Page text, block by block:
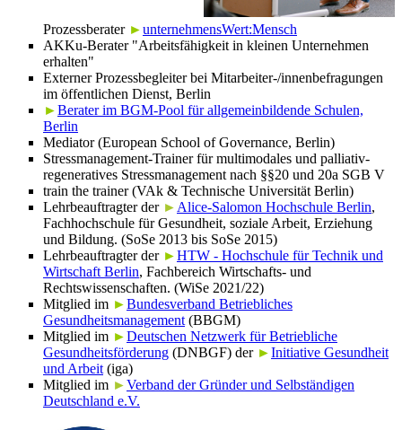
Prozessberater ►unternehmensWert:Mensch
AKKu-Berater "Arbeitsfähigkeit in kleinen Unternehmen
erhalten"
Externer Prozessbegleiter bei Mitarbeiter-/innenbefragungen
im öffentlichen Dienst, Berlin
►Berater im BGM-Pool für allgemeinbildende Schulen,
Berlin
Mediator (European School of Governance, Berlin)
Stressmanagement-Trainer für multimodales und palliativ-
regeneratives Stressmanagement nach §§20 und 20a SGB V
train the trainer (VAk & Technische Universität Berlin)
Lehrbeauftragter der ► Alice-Salomon Hochschule Berlin,
Fachhochschule für Gesundheit, soziale Arbeit, Erziehung
und Bildung. (SoSe 2013 bis SoSe 2015)
Lehrbeauftragter der ►HTW - Hochschule für Technik und
Wirtschaft Berlin, Fachbereich Wirtschafts- und
Rechtswissenschaften. (WiSe 2021/22)
Mitglied im ►Bundesverband Betriebliches
Gesundheitsmanagement (BBGM)
Mitglied im ►Deutschen Netzwerk für Betriebliche
Gesundheitsförderung (DNBGF) der ►Initiative Gesundheit
und Arbeit (iga)
Mitglied im ►Verband der Gründer und Selbständigen
Deutschland e.V.